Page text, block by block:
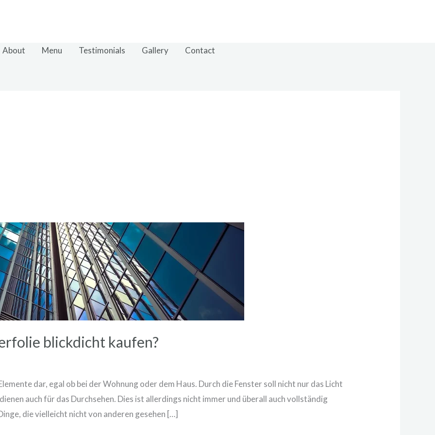
About
Menu Testimonials Gallery Contact
blickdicht kaufen?
dar, egal ob bei der Wohnung oder dem Haus. Durch die Fenster soll nicht nur das Licht
auch für das Durchsehen. Dies ist allerdings nicht immer und überall auch vollständig
die vielleicht nicht von anderen gesehen […]